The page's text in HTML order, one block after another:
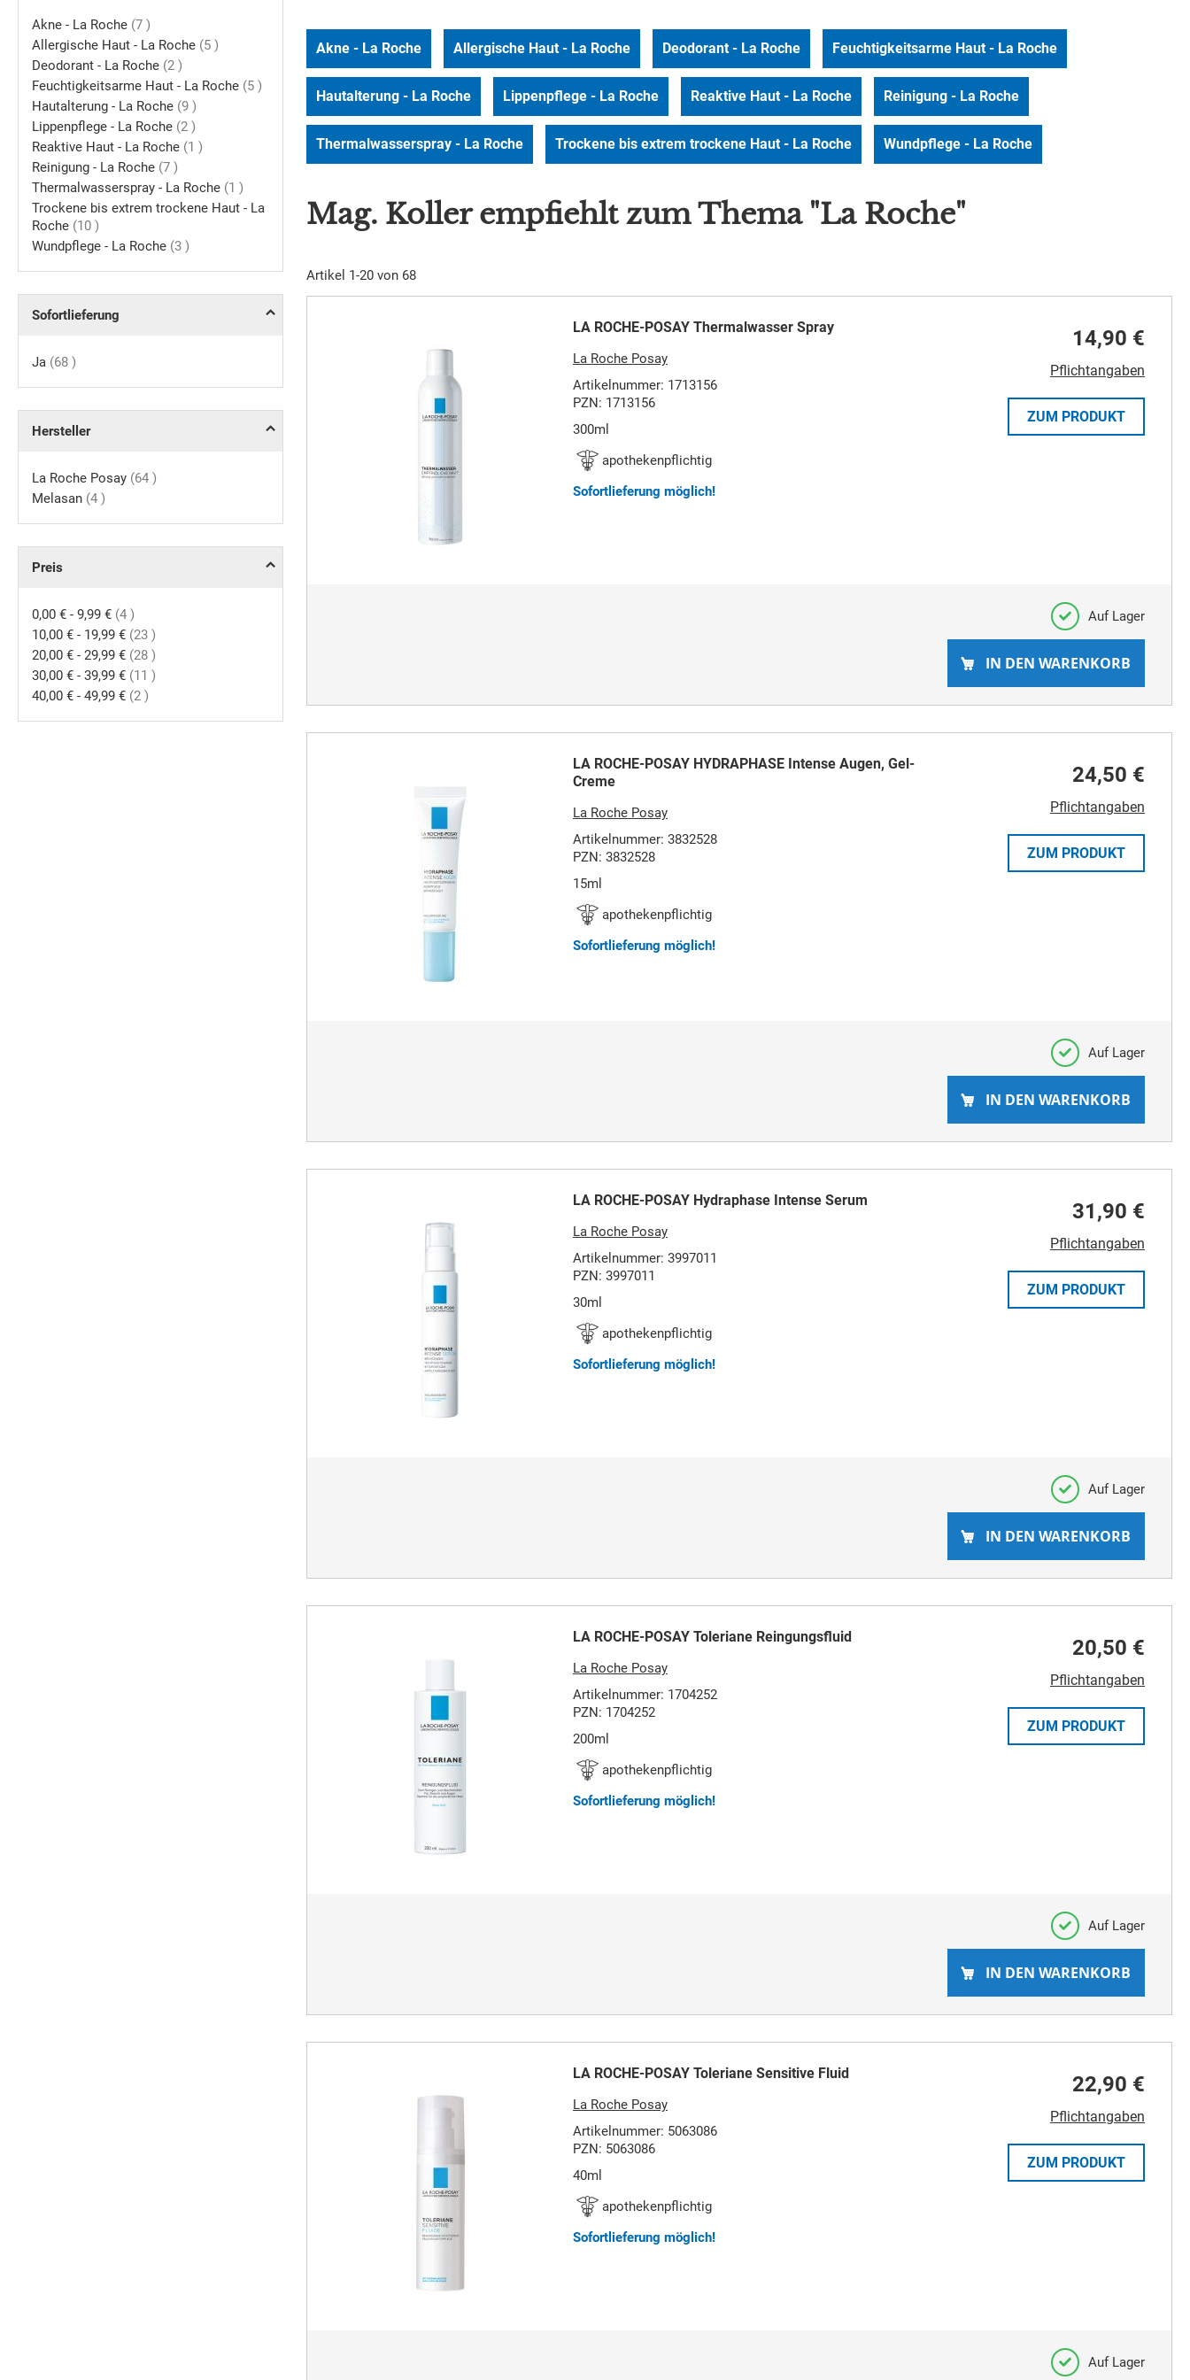
Akne - La Roche Allergische Haut - La Roche Deodorant - La Roche Feuchtigkeitsarme Haut - La Roche
Hautalterung - La Roche Lippenpflege - La Roche Reaktive Haut - La Roche Reinigung - La Roche
Thermalwasserspray - La Roche Trockene bis extrem trockene Haut - La Roche Wundpflege - La Roche
Mag. Koller empfiehlt zum Thema "La Roche"
Artikel 1-20 von 68
LA ROCHE-POSAY Thermalwasser Spray
La Roche Posay
Artikelnummer: 1713156
PZN: 1713156
300ml
apothekenpflichtig
Sofortlieferung möglich!
14,90 €
Pflichtangaben
ZUM PRODUKT
Auf Lager
IN DEN WARENKORB
LA ROCHE-POSAY HYDRAPHASE Intense Augen, Gel-
Creme
La Roche Posay
Artikelnummer: 3832528
PZN: 3832528
15ml
apothekenpflichtig
Sofortlieferung möglich!
24,50 €
Pflichtangaben
ZUM PRODUKT
Auf Lager
IN DEN WARENKORB
LA ROCHE-POSAY Hydraphase Intense Serum
La Roche Posay
Artikelnummer: 3997011
PZN: 3997011
30ml
apothekenpflichtig
Sofortlieferung möglich!
31,90 €
Pflichtangaben
ZUM PRODUKT
Auf Lager
IN DEN WARENKORB
LA ROCHE-POSAY Toleriane Reingungsfluid
La Roche Posay
Artikelnummer: 1704252
PZN: 1704252
200ml
apothekenpflichtig
Sofortlieferung möglich!
20,50 €
Pflichtangaben
ZUM PRODUKT
Auf Lager
IN DEN WARENKORB
LA ROCHE-POSAY Toleriane Sensitive Fluid
La Roche Posay
Artikelnummer: 5063086
PZN: 5063086
40ml
apothekenpflichtig
Sofortlieferung möglich!
22,90 €
Pflichtangaben
ZUM PRODUKT
Auf Lager
Akne - La Roche 7 Artikel
Allergische Haut - La Roche 5 Artikel
Deodorant - La Roche 2 Artikel
Feuchtigkeitsarme Haut - La Roche 5 Artikel
Hautalterung - La Roche 9 Artikel
Lippenpflege - La Roche 2 Artikel
Reaktive Haut - La Roche 1 Artikel
Reinigung - La Roche 7 Artikel
Thermalwasserspray - La Roche 1 Artikel
Trockene bis extrem trockene Haut - La
Roche 10 Artikel
Wundpflege - La Roche 3 Artikel
Sofortlieferung
Ja 68 Artikel
Hersteller
La Roche Posay 64 Artikel
Melasan 4 Artikel
Preis
0,00 € - 9,99 € 4 Artikel
10,00 € - 19,99 € 23 Artikel
20,00 € - 29,99 € 28 Artikel
30,00 € - 39,99 € 11 Artikel
40,00 € - 49,99 € 2 Artikel